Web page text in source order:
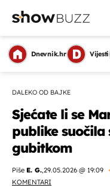
Dnevnik.hr Vijesti
DALEKO OD BAJKE
Sjećate li se
publike suočila
gubitkom
Piše E. G.,29.05.2026 @ 19:09
KOMENTARI